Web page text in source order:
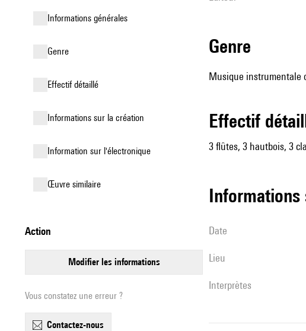
informations générales
genre
effectif détaillé
informations sur la création
Information sur l'électronique
œuvre similaire
action
modifier les informations
Vous constatez une erreur ?
contactez-nous
genre
Musique instrumentale
effectif
3 flûtes, 3 hautbois, 3
date
lieu
interprètes